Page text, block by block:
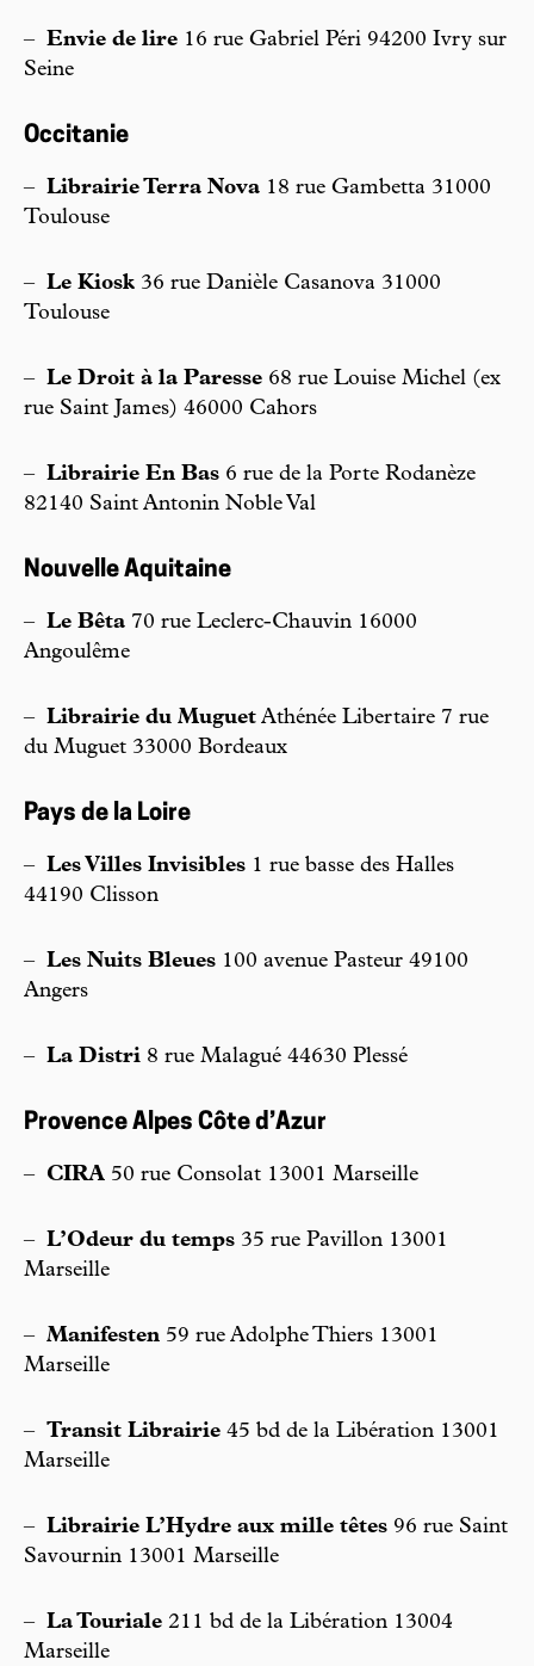
– Envie de lire 16 rue Gabriel Péri 94200 Ivry sur
Seine
Occitanie
– Librairie Terra Nova 18 rue Gambetta 31000
Toulouse
– Le Kiosk 36 rue Danièle Casanova 31000
Toulouse
– Le Droit à la Paresse 68 rue Louise Michel (ex
rue Saint James) 46000 Cahors
– Librairie En Bas 6 rue de la Porte Rodanèze
82140 Saint Antonin Noble Val
Nouvelle Aquitaine
– Le Bêta 70 rue Leclerc-Chauvin 16000
Angoulême
– Librairie du Muguet Athénée Libertaire 7 rue
du Muguet 33000 Bordeaux
Pays de la Loire
– Les Villes Invisibles 1 rue basse des Halles
44190 Clisson
– Les Nuits Bleues 100 avenue Pasteur 49100
Angers
– La Distri 8 rue Malagué 44630 Plessé
Provence Alpes Côte d’Azur
– CIRA 50 rue Consolat 13001 Marseille
– L’Odeur du temps 35 rue Pavillon 13001
Marseille
– Manifesten 59 rue Adolphe Thiers 13001
Marseille
– Transit Librairie 45 bd de la Libération 13001
Marseille
– Librairie L’Hydre aux mille têtes 96 rue Saint
Savournin 13001 Marseille
– La Touriale 211 bd de la Libération 13004
Marseille